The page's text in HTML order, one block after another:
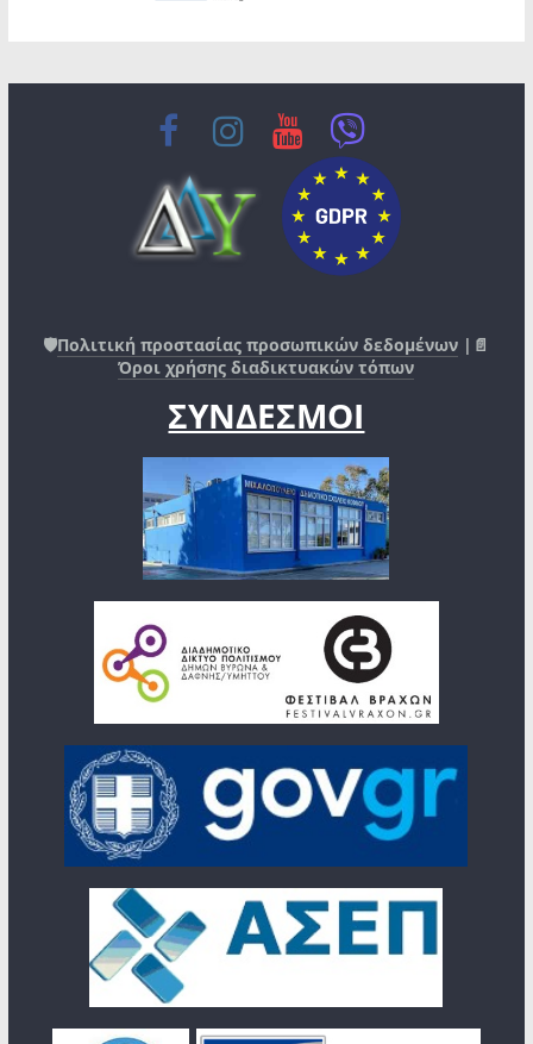
🛡️Πολιτική προστασίας προσωπικών δεδομένων |📄
Όροι χρήσης διαδικτυακών τόπων
ΣΥΝΔΕΣΜΟΙ